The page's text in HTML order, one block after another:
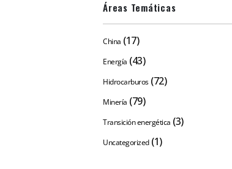
Áreas Temáticas
China (17)
Energía (43)
Hidrocarburos (72)
Minería (79)
Transición energética (3)
Uncategorized (1)